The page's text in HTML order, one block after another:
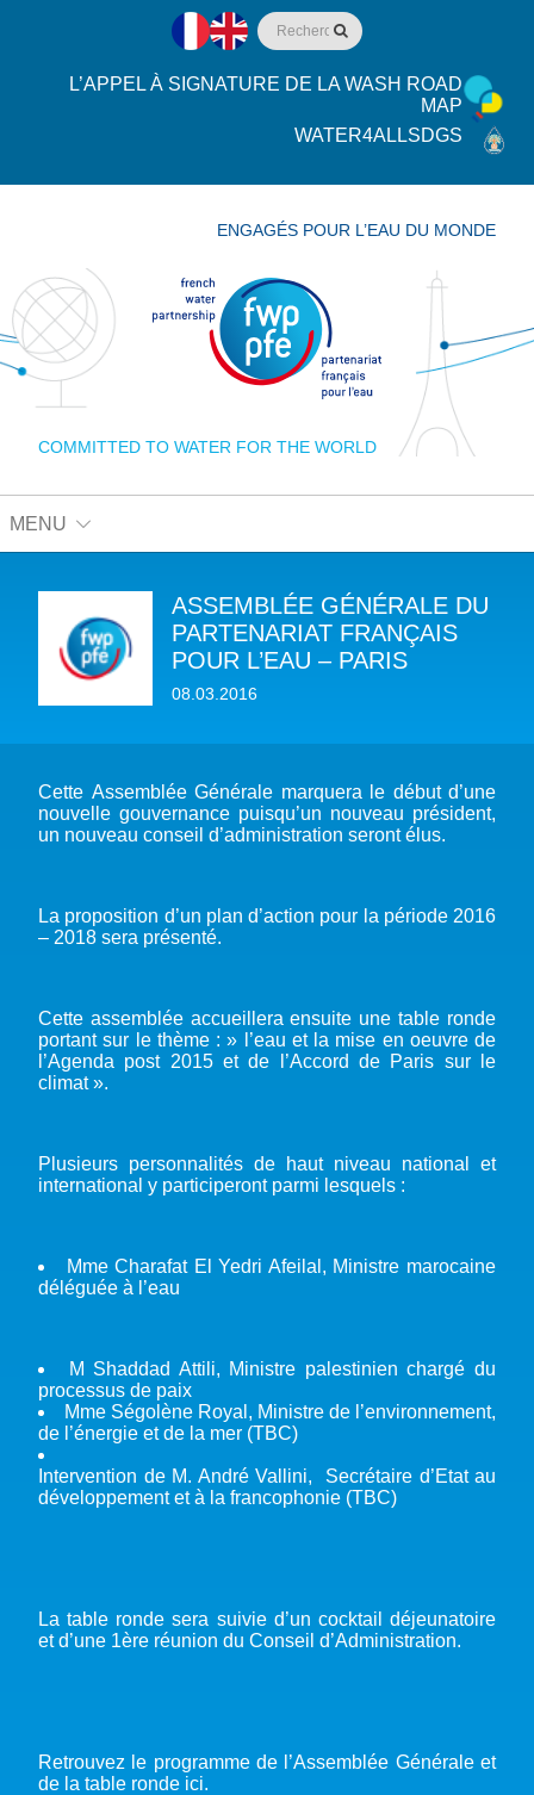
L’APPEL À SIGNATURE DE LA WASH ROAD
MAP
WATER4ALLSDGS
COMMITTED TO WATER FOR THE WORLD
ENGAGÉS POUR L’EAU DU MONDE
MENU
A PROPOS DU PFE
NOTRE MISSION
NOTRE VISION
LES MEMBRES DU PFE
DEVENIR MEMBRE
NOTRE SECRÉTARIAT
NOTRE PLAIDOYER MULTI-ACTEUR
BIODIVERSITÉ AQUATIQUE ET SOLUTIONS FONDÉES SUR LA NATURE
ACCÈS À LA WASH DANS LES CONTEXTES DE CRISES ET FRAGILITÉS
COP29 CLIMAT – BAKOU 2024
FORUM MONDIAL DE L’EAU – BALI 2024
COP28 CLIMAT – DUBAÏ 2023
TOUS LES ÉVÉNEMENTS
PRESSE
ASSEMBLÉE GÉNÉRALE DU
PARTENARIAT FRANÇAIS
POUR L’EAU – PARIS
08.03.2016
Cette Assemblée Générale marquera le début d’une
nouvelle gouvernance puisqu’un nouveau président,
un nouveau conseil d’administration seront élus.
La proposition d’un plan d’action pour la période 2016
– 2018 sera présenté.
Cette assemblée accueillera ensuite une table ronde
portant sur le thème : » l’eau et la mise en oeuvre de
l’Agenda post 2015 et de l’Accord de Paris sur le
climat ».
Plusieurs personnalités de haut niveau national et
international y participeront parmi lesquels :
Mme Charafat El Yedri Afeilal, Ministre marocaine
déléguée à l’eau
M Shaddad Attili, Ministre palestinien chargé du
processus de paix
Mme Ségolène Royal, Ministre de l’environnement,
de l’énergie et de la mer (TBC)
Intervention de M. André Vallini, Secrétaire d’Etat au
développement et à la francophonie (TBC)
La table ronde sera suivie d’un cocktail déjeunatoire
et d’une 1ère réunion du Conseil d’Administration.
Retrouvez le programme de l’Assemblée Générale et
de la table ronde ici.